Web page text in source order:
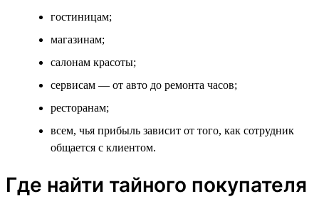
гостиницам;
магазинам;
салонам красоты;
сервисам — от авто до ремонта часов;
ресторанам;
всем, чья прибыль зависит от того, как сотрудник
общается с клиентом.
Где найти тайного покупателя